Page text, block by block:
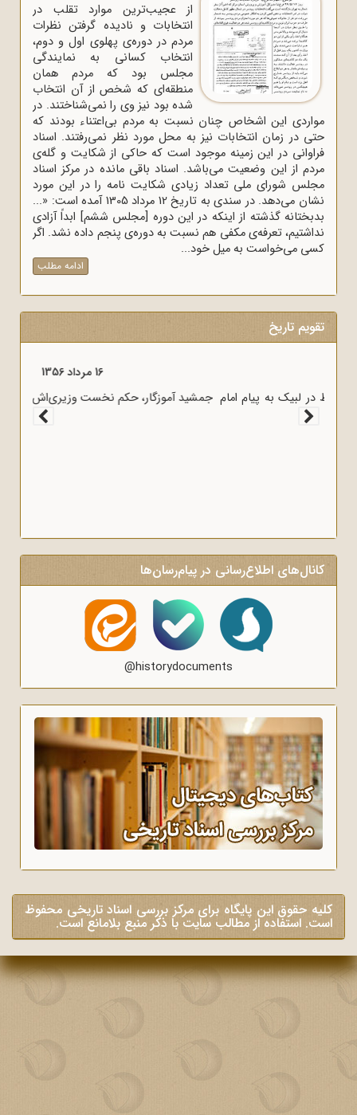
از عجیب‌ترین موارد تقلب در
انتخابات و نادیده گرفتن نظرات
مردم در دوره‌ی پهلوی اول و دوم،
انتخاب کسانی به نمایندگی
مجلس بود که مردم همان
منطقه‌ای که شخص از آن انتخاب
شده بود نیز وی را نمی‌شناختند. در
مواردی این اشخاص چنان نسبت به مردم بی‌اعتناء بودند که
حتی در زمان انتخابات نیز به محل مورد نظر نمی‌رفتند. اسناد
فراوانی در این زمینه موجود است که حاکی از شکایت و گله‌ی
مردم از این وضعیت می‌باشد. اسناد باقی مانده در مرکز اسناد
مجلس شورای ملی تعداد زیادی شکایت نامه را در این مورد
نشان می‌دهد. در سندی به تاریخ 12 مرداد 1305 آمده است: «...
بدبختانه گذشته از اینکه در این دوره [مجلس ششم] ابداً آزادی
نداشتیم، تعرفه‌ی مکفی هم نسبت به دوره‌ی پنجم داده نشد. اگر
کسی می‌خواست به میل خود...
ادامه مطلب
تقویم تاریخ
آغاز سخنرانی‌های انتقادی و روشنگر وعاظ در لبیک به پیام امام
به وعاظ و روحانیون برای روشنگری و آگاه‌سازی در منبرهای ماه
کانال‌های اطلاع‌رسانی در پیام‌رسان‌ها
@historydocuments
کلیه حقوق این پایگاه برای مرکز بررسی اسناد تاریخی محفوظ
است. استفاده از مطالب سایت با ذکر منبع بلامانع است.